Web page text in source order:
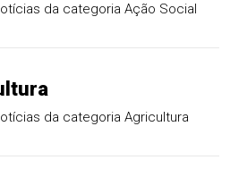
da categoria Ação Social
da categoria Agricultura